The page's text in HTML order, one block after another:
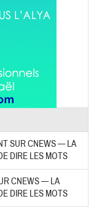
SUR CNEWS — LA
DIRE LES MOTS
CNEWS — LA
DIRE LES MOTS